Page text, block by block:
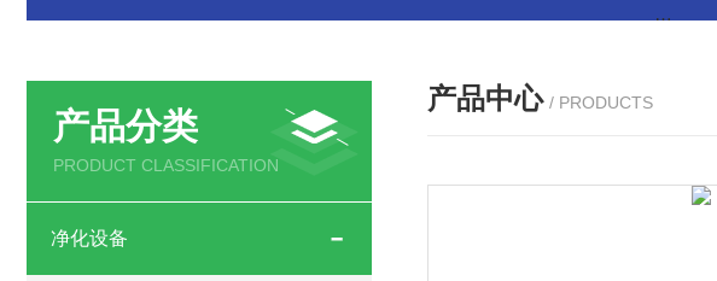
产品分类
PRODUCT CLASSIFICATION
净化设备
产品中心 / PRODUCTS